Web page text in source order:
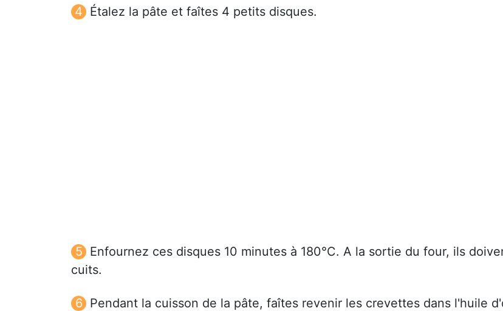
Étalez la pâte et faîtes 4 petits disques.
Enfournez ces disques 10 minutes à 180°C. A la sortie du four, ils
cuits.
Pendant la cuisson de la pâte, faîtes revenir les crevettes dans l'huile